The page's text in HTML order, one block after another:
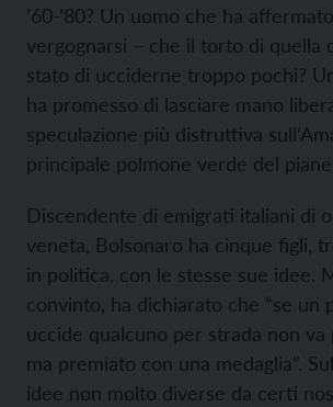
’60-’80? Un uomo che ha
vergognarsi – che il torto di quella
stato di ucciderne troppo pochi?
ha promesso di lasciare mano
speculazione più distruttiva
principale polmone verde del
Discendente di emigrati italiani di
veneta, Bolsonaro ha cinque figli,
in politica, con le stesse sue idee.
convinto, ha dichiarato che “se un
uccide qualcuno per strada non va
ma premiato con una medaglia”.
idee non molto diverse da certi